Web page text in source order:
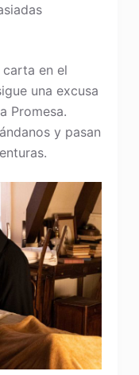
en el
una excusa
Promesa.
y pasan